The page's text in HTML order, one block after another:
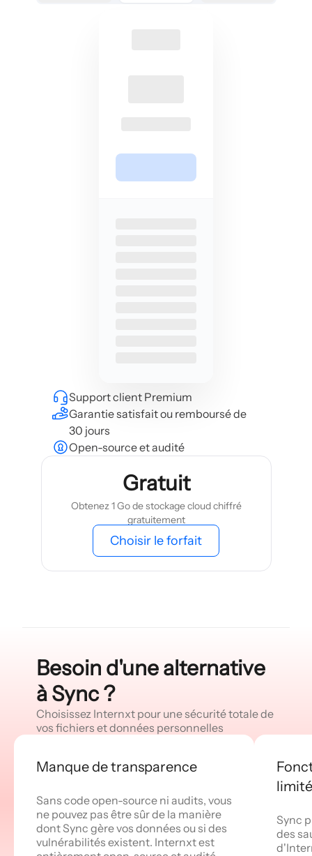
Support client Premium
Garantie satisfait ou remboursé de
30 jours
Open-source et audité
Gratuit
Obtenez 1 Go de stockage cloud chiffré
gratuitement
Choisir le forfait
Besoin d'une alternative
à Sync ?
Choisissez Internxt pour une sécurité totale de
vos fichiers et données personnelles
Manque de transparence
Sans code open-source ni audits, vous
ne pouvez pas être sûr de la manière
dont Sync gère vos données ou si des
vulnérabilités existent. Internxt est
Sync
des